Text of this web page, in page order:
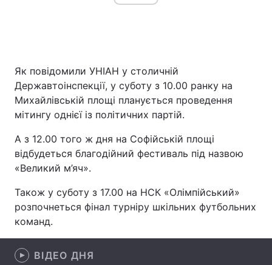
Як повідомили УНІАН у столичній
Державтоінспекції, у суботу з 10.00 ранку на
Михайлівській площі планується проведення
мітингу однієї із політичних партій.
А з 12.00 того ж дня на Софійській площі
відбудеться благодійний фестиваль під назвою
«Великий м’яч».
Також у суботу з 17.00 на НСК «Олімпійський»
розпочнеться фінал турніру шкільних футбольних
команд.
ВІДЕО ДНЯ